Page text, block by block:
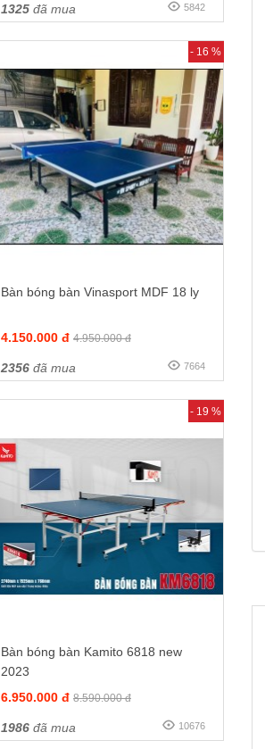
1325đã mua 5842
- 16 %
Bàn bóng bàn Vinasport MDF 18 ly
4.150.000 đ 4.950.000 đ
2356đã mua 7664
- 19 %
Bàn bóng bàn Kamito 6818 new
2023
6.950.000 đ 8.590.000 đ
1986đã mua 10676